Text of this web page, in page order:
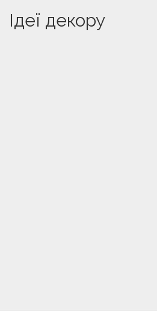
Ідеї декору